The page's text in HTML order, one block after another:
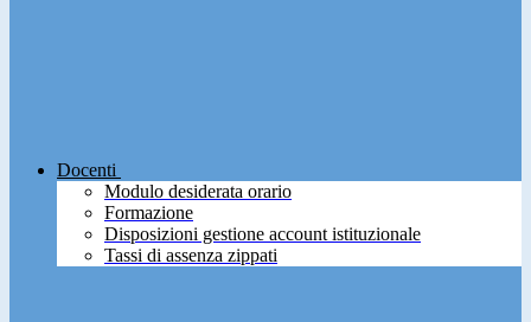
Docenti
Modulo desiderata orario
Formazione
Disposizioni gestione account istituzionale
Tassi di assenza zippati